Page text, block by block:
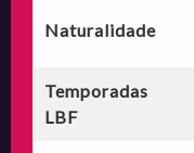
Naturalidade
Temporadas
LBF